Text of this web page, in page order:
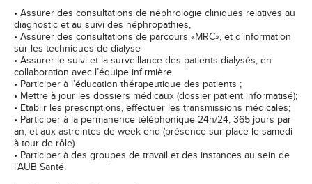
• Assurer des consultations de néphrologie cliniques relatives au
diagnostic et au suivi des néphropathies,
• Assurer des consultations de parcours «MRC», et d’information
sur les techniques de dialyse
• Assurer le suivi et la surveillance des patients dialysés, en
collaboration avec l’équipe infirmière
• Participer à l’éducation thérapeutique des patients ;
• Mettre à jour les dossiers médicaux (dossier patient informatisé);
• Etablir les prescriptions, effectuer les transmissions médicales;
• Participer à la permanence téléphonique 24h/24, 365 jours par
an, et aux astreintes de week-end (présence sur place le samedi
à tour de rôle)
• Participer à des groupes de travail et des instances au sein de
l’AUB Santé.